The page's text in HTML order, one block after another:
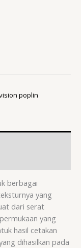
poplin
berbagai
yang
dari serat
yang
hasil cetakan
dihasilkan pada